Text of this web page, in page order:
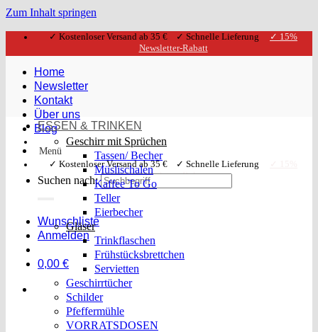
Zum Inhalt springen
✓ Kostenloser Versand ab 35 € ✓ Schnelle Lieferung
✓ 15%
Newsletter-Rabatt
Home
Newsletter
Kontakt
Über uns
Blog
✓ Kostenloser Versand ab 35 € ✓ Schnelle Lieferung
Newsletter-Rabatt
Menü
Suchen nach:
Wunschliste
Anmelden
0,00 €
ESSEN & TRINKEN
Geschirr mit Sprüchen
Tassen/ Becher
Müslischalen
Kaffee To Go
Teller
Eierbecher
Gläser
Trinkflaschen
Frühstücksbrettchen
Servietten
Geschirrtücher
Schilder
Pfeffermühle
VORRATSDOSEN